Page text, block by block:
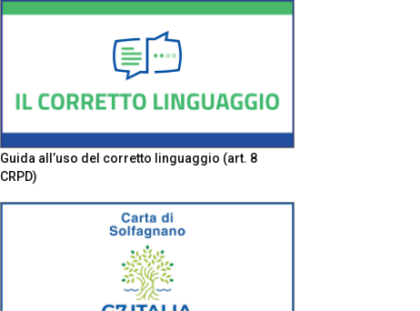
Guida all’uso del corretto linguaggio (art. 8
CRPD)